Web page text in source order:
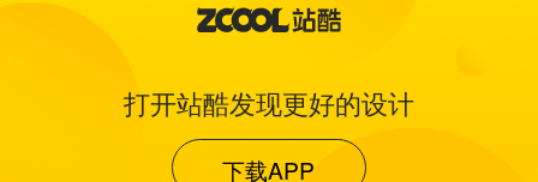
打开站酷发现更好的设计
下载APP